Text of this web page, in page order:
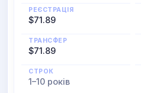
РЕЄСТРАЦІЯ
$71.89
ТРАНСФЕР
$71.89
СТРОК
1–10 років